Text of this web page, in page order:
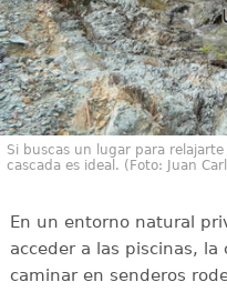
Si buscas un lugar para
cascada es ideal. (Foto: Juan
En un entorno natural
acceder a las piscinas, la
caminar en senderos